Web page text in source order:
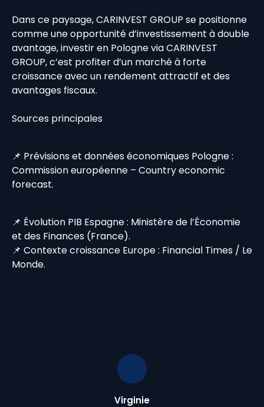
Virginie
Dans ce paysage, CARINVEST GROUP se positionne
comme une opportunité d’investissement à double
avantage, investir en Pologne via CARINVEST
GROUP, c’est profiter d’un marché à forte
croissance avec un rendement attractif et des
avantages fiscaux.
Sources principales
📌 Prévisions et données économiques Pologne :
Commission européenne – Country economic
forecast.
📌 Évolution PIB Espagne : Ministère de l’Économie
et des Finances (France).
📌 Contexte croissance Europe : Financial Times / Le
Monde.